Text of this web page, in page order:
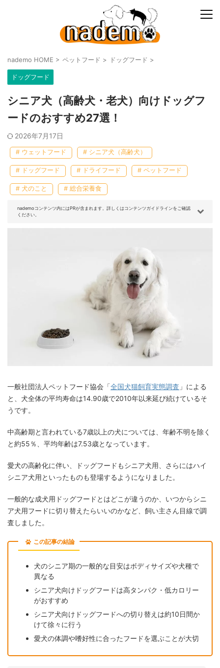
nademo HOME > ペットフード > ドッグフード >
ドッグフード
シニア犬（高齢犬・老犬）向けドッグフ
ードのおすすめ27選！
2026年7月17日
# ウェットフード # シニア犬（高齢犬）
# ドッグフード # ドライフード # ペットフード
# 犬のこと # 総合栄養食
nademoコンテンツ内にはPRが含まれます。詳しくはコンテンツガイドラインをご確認
ください。
一般社団法人ペットフード協会「全国犬猫飼育実態調査 」による
と、犬全体の平均寿命は14.90歳で2010年以来延び続けているそ
うです。
中高齢期と言われている7歳以上の犬については、年齢不明を除く
と約55％、平均年齢は7.53歳となっています。
愛犬の高齢化に伴い、ドッグフードもシニア犬用、さらにはハイ
シニア犬用といったものも登場するようになりました。
一般的な成犬用ドッグフードとはどこが違うのか、いつからシニ
ア犬用フードに切り替えたらいいのかなど、飼い主さん目線で調
査しました。
この記事の結論
犬のシニア期の一般的な目安はボディサイズや犬種で
異なる
シニア犬向けドッグフードは高タンパク・低カロリー
がおすすめ
シニア犬向けドッグフードへの切り替えは約10日間か
けて徐々に行う
愛犬の体調や嗜好性に合ったフードを選ぶことが大切